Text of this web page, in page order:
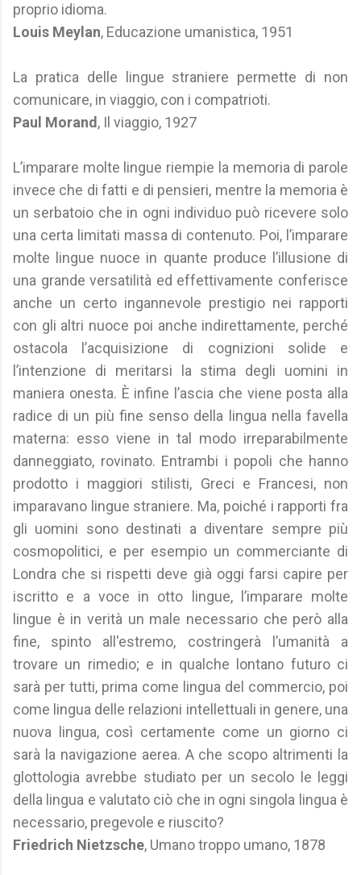
proprio idioma.
Louis Meylan, Educazione umanistica, 1951
La pratica delle lingue straniere permette di non
comunicare, in viaggio, con i compatrioti.
Paul Morand , Il viaggio, 1927
L’imparare molte lingue riempie la memoria di parole
invece che di fatti e di pensieri, mentre la memoria è
un serbatoio che in ogni individuo può ricevere solo
una certa limitati massa di contenuto. Poi, l’imparare
molte lingue nuoce in quante produce l’illusione di
una grande versatilità ed effettivamente conferisce
anche un certo ingannevole prestigio nei rapporti
con gli altri nuoce poi anche indirettamente, perché
ostacola l’acquisizione di cognizioni solide e
l’intenzione di meritarsi la stima degli uomini in
maniera onesta. È infine l’ascia che viene posta alla
radice di un più fine senso della lingua nella favella
materna: esso viene in tal modo irreparabilmente
danneggiato, rovinato. Entrambi i popoli che hanno
prodotto i maggiori stilisti, Greci e Francesi, non
imparavano lingue straniere. Ma, poiché i rapporti fra
gli uomini sono destinati a diventare sempre più
cosmopolitici, e per esempio un commerciante di
Londra che si rispetti deve già oggi farsi capire per
iscritto e a voce in otto lingue, l’imparare molte
lingue è in verità un male necessario che però alla
fine, spinto all'estremo, costringerà l’umanità a
trovare un rimedio; e in qualche lontano futuro ci
sarà per tutti, prima come lingua del commercio, poi
come lingua delle relazioni intellettuali in genere, una
nuova lingua, così certamente come un giorno ci
sarà la navigazione aerea. A che scopo altrimenti la
glottologia avrebbe studiato per un secolo le leggi
della lingua e valutato ciò che in ogni singola lingua è
necessario, pregevole e riuscito?
Friedrich Nietzsche, Umano troppo umano, 1878